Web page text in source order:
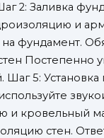
2: Заливка
и
фундамент.
Постепенно
5:
кровельный
стен.